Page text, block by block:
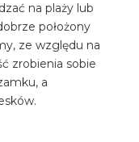
na plaży lub
położony
ze względu na
zrobienia sobie
a